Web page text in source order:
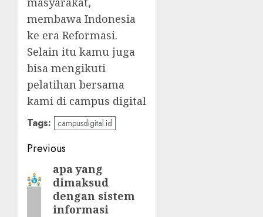
membawa Indonesia
ke era Reformasi.
Selain itu kamu juga
bisa mengikuti
pelatihan bersama
kami di campus digital
Tags: campusdigital.id
Post
navigation
Previous
Previous
post:
apa yang
dimaksud
dengan sistem
informasi